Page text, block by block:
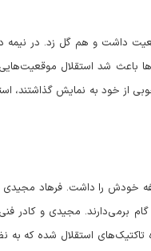
داشت و هم گل زد. در نیمه
شدند. تعویض‌ها باعث شد
خود به نمایش گذاشتند،
خودش را داشت. فرهاد مجیدی و
برمی‌دارند. مجیدی و کادر
تاکتیک‌های استقلال شده که